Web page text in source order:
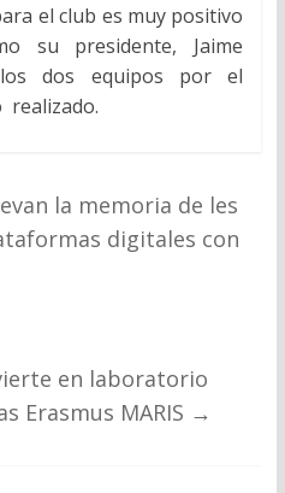
el club es muy positivo
su presidente, Jaime
dos equipos por el
realizado.
la memoria de les
digitales con
en laboratorio
Erasmus MARIS →